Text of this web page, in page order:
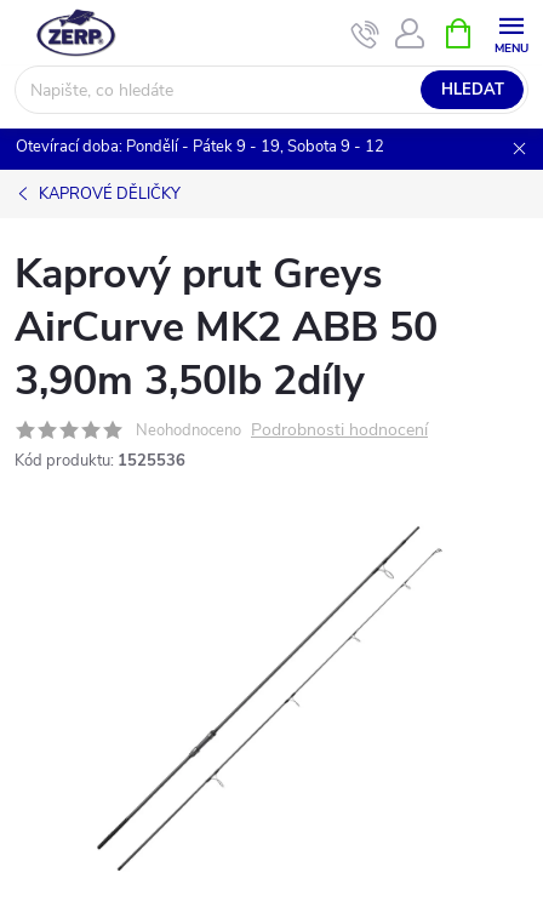
obsah
HLEDAT
NÁKUPNÍ
KOŠÍK
Otevírací doba: Pondělí - Pátek 9 - 19, Sobota 9 - 12
KAPROVÉ DĚLIČKY
Kaprový prut Greys
AirCurve MK2 ABB 50
3,90m 3,50lb 2díly
Neohodnoceno Podrobnosti hodnocení
Kód produktu: 1525536